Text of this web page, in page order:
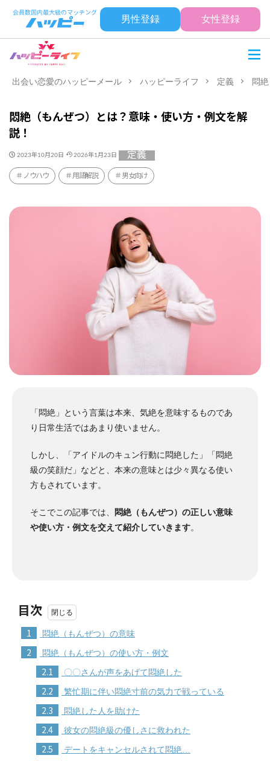
男性登録 女性登録
出会い恋愛のハッピーメール ハッピーライフ 定義 悶
悶絶（もんぜつ）とは？意味・使い方・例文を解
説！
2023年10月20日 2026年1月23日 定義
ノウハウ 用語解説 男女向け
「悶絶」という言葉は本来、気絶を意味するものであ
り日常生活ではあまり使いません。
しかし、「アイドルのキュン行動に悶絶した」「悶絶
級の笑顔だ」などと、本来の意味とは少々異なる使い
方もされています。
そこでこの記事では、
悶絶（もんぜつ）の正しい意味
や使い方・例文を交えて紹介していきます。
目次
1 悶絶（もんぜつ）の意味
2 悶絶（もんぜつ）の使い方・例文
2.1 〇〇さんが声をあげて悶絶した
2.2 繁忙期に伴い悶絶寸前の気力で戦っている
2.3 悶絶した人を助けた
2.4 彼女の悶絶級の優しさに救われた
2.5 デートをキャンセルされて悶絶…